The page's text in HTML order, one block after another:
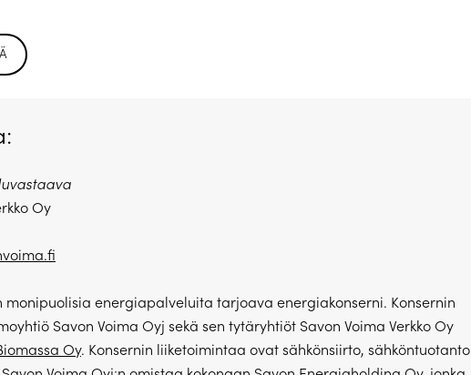
Oy
monipuolisia energiapalveluita tarjoava energiakonserni. Konsernin
Savon Voima Oyj sekä sen tytäryhtiöt Savon Voima Verkko Oy
Oy. Konsernin liiketoimintaa ovat sähkönsiirto, sähköntuotanto